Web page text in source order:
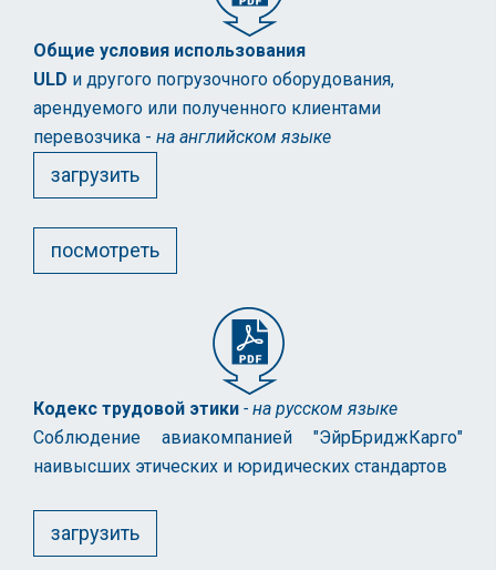
Общие условия использования
ULD и другого погрузочного оборудования,
арендуемого или полученного клиентами
перевозчика - на английском языке
загрузить
посмотреть
Кодекс трудовой этики - на русском языке
Соблюдение авиакомпанией "ЭйрБриджКарго"
наивысших этических и юридических стандартов
загрузить